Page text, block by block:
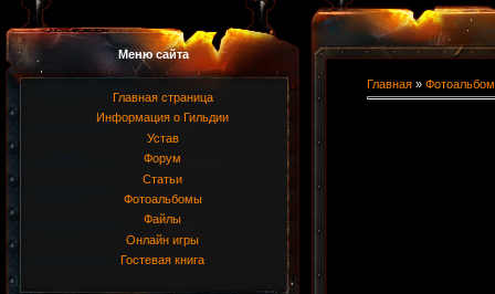
Меню сайта
Главная страница
Информация о Гильдии
Устав
Форум
Статьи
Фотоальбомы
Файлы
Онлайн игры
Гостевая книга
Главная » Фотоальбом